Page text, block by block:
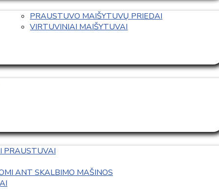
PRAUSTUVO MAIŠYTUVŲ PRIEDAI
VIRTUVINIAI MAIŠYTUVAI
PRAUSTUVAI
ANT SKALBIMO MAŠINOS